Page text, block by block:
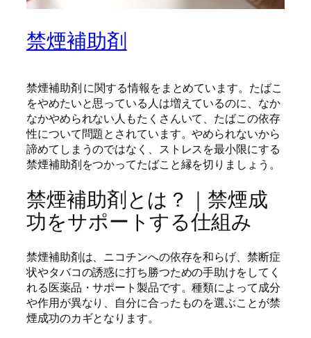
禁煙補助剤
禁煙補助剤 に関する情報をまとめています。たばこ
をやめたいと思っている人は増えているのに、なか
なかやめられない人もたくさんいて、たばこの依存
性について問題とされています。やめられないから
諦めてしまうのではなく、ストレスを最小限にする
禁煙補助剤をつかってたばこと縁を切りましょう。
禁煙補助剤とは？｜禁煙成
功をサポートする仕組み
禁煙補助剤は、ニコチンへの依存を和らげ、禁断症
状やタバコの誘惑に打ち勝つための手助けをしてく
れる医薬品・サポート製品です。種類によって成分
や作用が異なり、自分に合ったものを選ぶことが禁
煙成功のカギとなります。